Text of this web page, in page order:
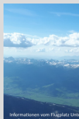
Zum
springen